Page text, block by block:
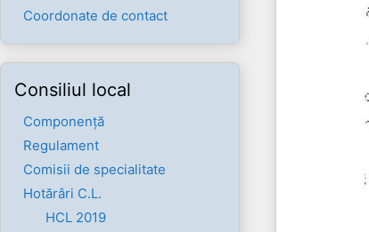
Coordonate de contact
Consiliul local
Componenţă
Regulament
Comisii de specialitate
Hotărâri C.L.
HCL 2019